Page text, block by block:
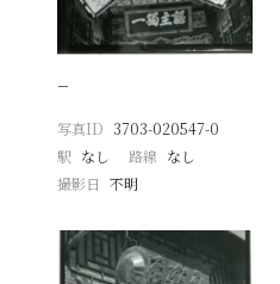
−
写真ID 3703-020547-0
駅 なし 路線 なし
撮影日
不明